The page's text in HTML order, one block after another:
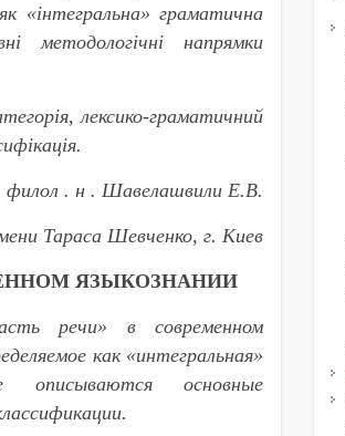
«інтегральна» граматична
методологічні напрямки
лексико-граматичний
филол . н . Шавелашвили Е.В.
Тараса Шевченко, г. Киев
ЯЗЫКОЗНАНИИ
речи» в современном
как «интегральная»
описываются основные